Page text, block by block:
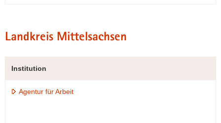
Landkreis Mittelsachsen
Institution
Agentur für Arbeit